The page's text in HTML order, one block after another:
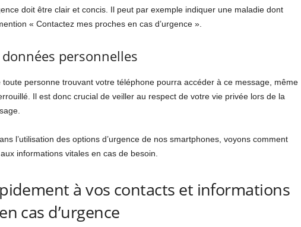
doit être clair et concis. Il peut par exemple indiquer une maladie dont
« Contactez mes proches en cas d’urgence ».
personnelles
toute personne trouvant votre téléphone pourra accéder à ce message, même
Il est donc crucial de veiller au respect de votre vie privée lors de la
l’utilisation des options d’urgence de nos smartphones, voyons comment
informations vitales en cas de besoin.
à vos contacts et informations
cas d’urgence